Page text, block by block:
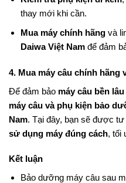
thay mới khi cần.
Mua máy chính hãngvà
Daiwa Việt Namđể đảm
4. Mua máy câu chính hãng
Để đảm bảo máy câu bền
máy câu và phụ kiện bảo
Nam. Tại đây, bạn sẽ được tư
sử dụng máy đúng cách, tối
Kết luận
Bảo dưỡng máy câu sau